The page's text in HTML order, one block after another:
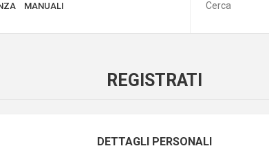
MANUALI
REGISTRATI
DETTAGLI PERSONALI